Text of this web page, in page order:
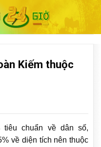
Kiếm thuộc
tiêu chuẩn về dân số,
về diện tích nên thuộc